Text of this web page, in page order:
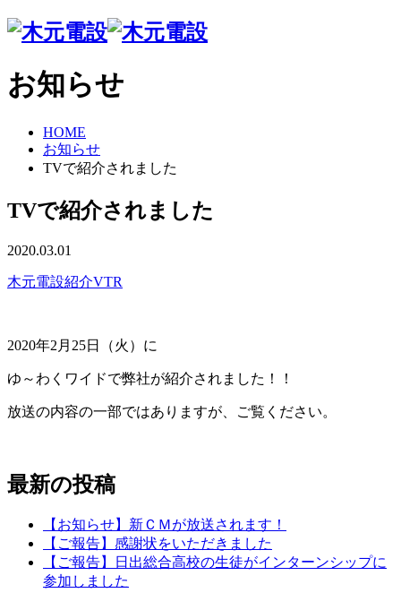
会社概要
組織体制
工事実績書
ISO
エコアクション
電気
太陽光・オール電化
消防設備
土木・建築
お知らせ
HOME
お知らせ
TVで紹介されました
TVで紹介されました
2020.03.01
木元電設紹介VTR
2020年2月25日（火）に
ゆ～わくワイドで弊社が紹介されました！！
放送の内容の一部ではありますが、ご覧ください。
最新の投稿
【お知らせ】新ＣＭが放送されます！
【ご報告】感謝状をいただきました
【ご報告】日出総合高校の生徒がインターンシップに
参加しました